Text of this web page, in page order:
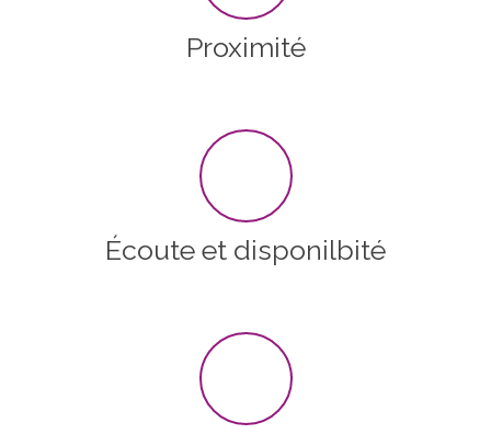
Proximité
Écoute et disponilbité